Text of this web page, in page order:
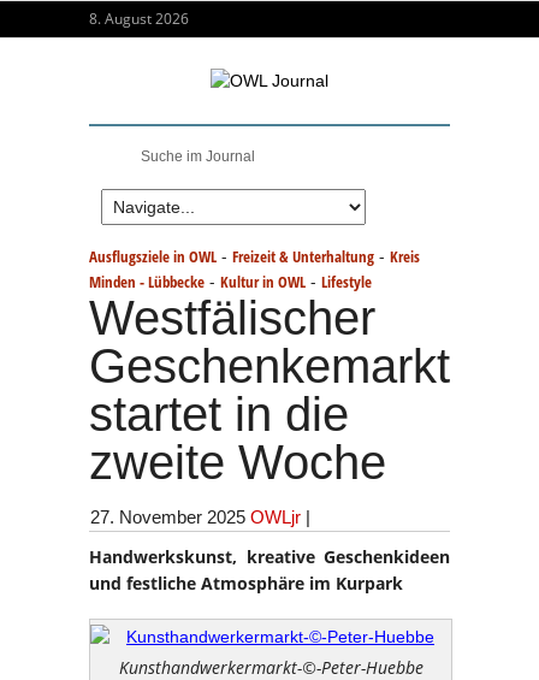
8. August 2026
Ausflugsziele in OWL - Freizeit & Unterhaltung - Kreis
Minden - Lübbecke - Kultur in OWL - Lifestyle
Westfälischer
Geschenkemarkt
startet in die
zweite Woche
27. November 2025 OWLjr |
Handwerkskunst, kreative Geschenkideen
und festliche Atmosphäre im Kurpark
Kunsthandwerkermarkt-©-Peter-Huebbe